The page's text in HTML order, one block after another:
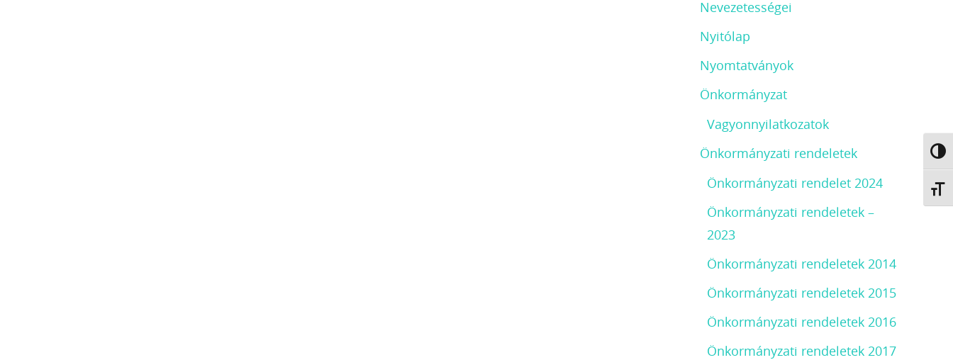
Nevezetességei
Nyitólap
Nyomtatványok
Önkormányzat
Vagyonnyilatkozatok
Önkormányzati rendeletek
Önkormányzati rendelet 2024
Önkormányzati rendeletek –
2023
Önkormányzati rendeletek 2014
Önkormányzati rendeletek 2015
Önkormányzati rendeletek 2016
Önkormányzati rendeletek 2017